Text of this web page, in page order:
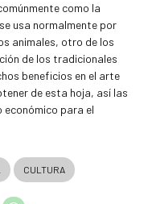
como la
usa normalmente por
animales, otro de los
de los tradicionales
beneficios en el arte
de esta hoja, así las
económico para el
CULTURA